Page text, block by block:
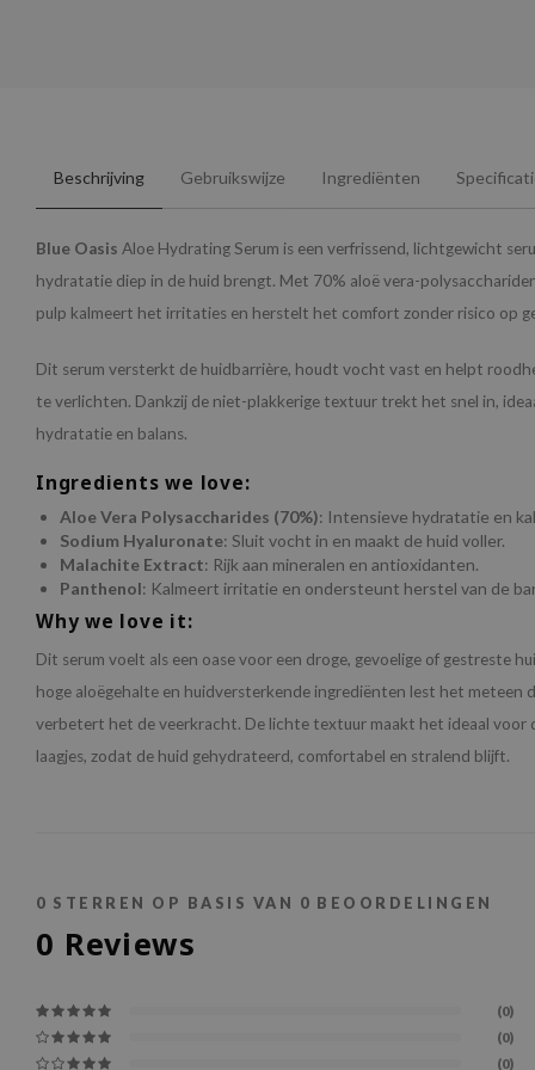
Beschrijving Gebruikswijze Ingrediënten
Blue Oasis Aloe Hydrating Serum is een verfrissend, lichtgewicht
hydratatie diep in de huid brengt. Met 70% aloë vera-
pulp kalmeert het irritaties en herstelt het comfort zonder risico op
Dit serum versterkt de huidbarrière, houdt vocht vast en helpt
te verlichten. Dankzij de niet-plakkerige textuur trekt het snel in,
hydratatie en balans.
Ingredients we love:
Aloe Vera Polysaccharides (70%): Intensieve hydratatie en
Sodium Hyaluronate: Sluit vocht in en maakt de huid voller.
Malachite Extract: Rijk aan mineralen en antioxidanten.
Panthenol: Kalmeert irritatie en ondersteunt herstel van de
Why we love it:
Dit serum voelt als een oase voor een droge, gevoelige of gestreste
hoge aloëgehalte en huidversterkende ingrediënten lest het meteen
verbetert het de veerkracht. De lichte textuur maakt het ideaal voor
laagjes, zodat de huid gehydrateerd, comfortabel en stralend blijft.
0 STERREN OP BASIS VAN 0 BEOORDELINGEN
0 Reviews
(0)
(0)
(0)